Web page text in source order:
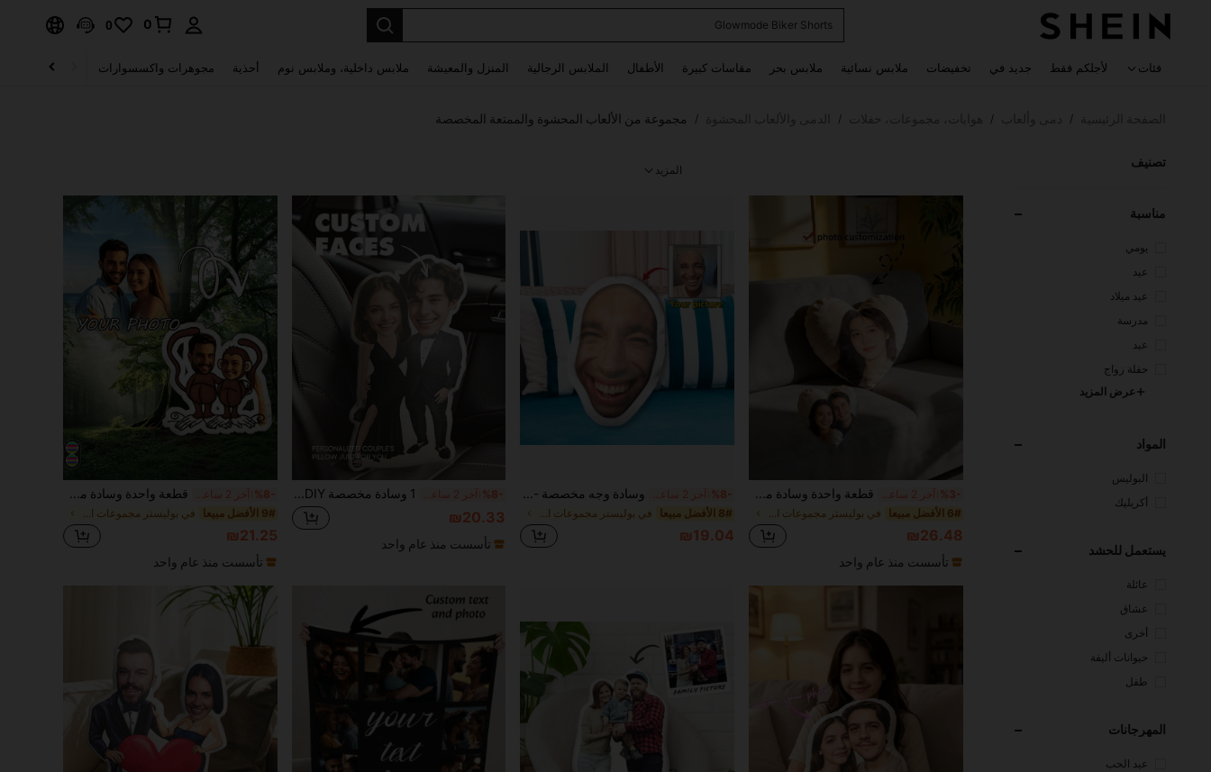
Glowmode Biker Shorts
0
0
فئات لأجلكم فقط جديد في تخفيضات ملابس نسائية ملابس بحر مقاسات كبيرة الأطفال الملابس الرجالية المنزل والمعيشة ملابس داخلية، وملابس نوم أحذية مجوهرات واكسسوارات الصحة & الجمال
/
/
/
/ مجموعة من الألعاب المحشوة والممتعة المخصصة
تصنيف
مناسبة
يومي
عيد
عيد ميلاد
مدرسة
عيد
حفلة زواج
عرض المزيد
المواد
البوليس
تر
أكريليك
يستعمل للحشد
عائلة
عشاق
أخرى
حيوانات أليفة
طفل
المهرجانات
عيد الحب
المزيد
%3- آخر 2 ساعة أيام
6# الأفضل مبيعا في بوليستر مجموعات الدمى المحشوة للمراهقين
₪26.48
تأسست منذ عام واحد
%8- آخر 2 ساعة أيام
8# الأفضل مبيعا في بوليستر مجموعات الدمى المحشوة للمراهقين
₪19.04
%8- آخر 2 ساعة أيام
₪20.33
تأسست منذ عام واحد
%8- آخر 2 ساعة أيام
9# الأفضل مبيعا في بوليستر مجموعات الدمى المحشوة للمراهقين
₪21.25
تأسست منذ عام واحد